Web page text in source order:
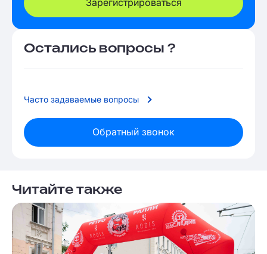
Остались вопросы ?
Часто задаваемые вопросы
Обратный звонок
Читайте также